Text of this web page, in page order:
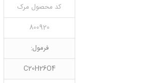
کد محصول مرک
800920
فرمول:
C20H26O4